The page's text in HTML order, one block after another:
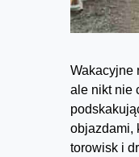
Wakacyjne
ale nikt nie
objazdami,
torowisk i